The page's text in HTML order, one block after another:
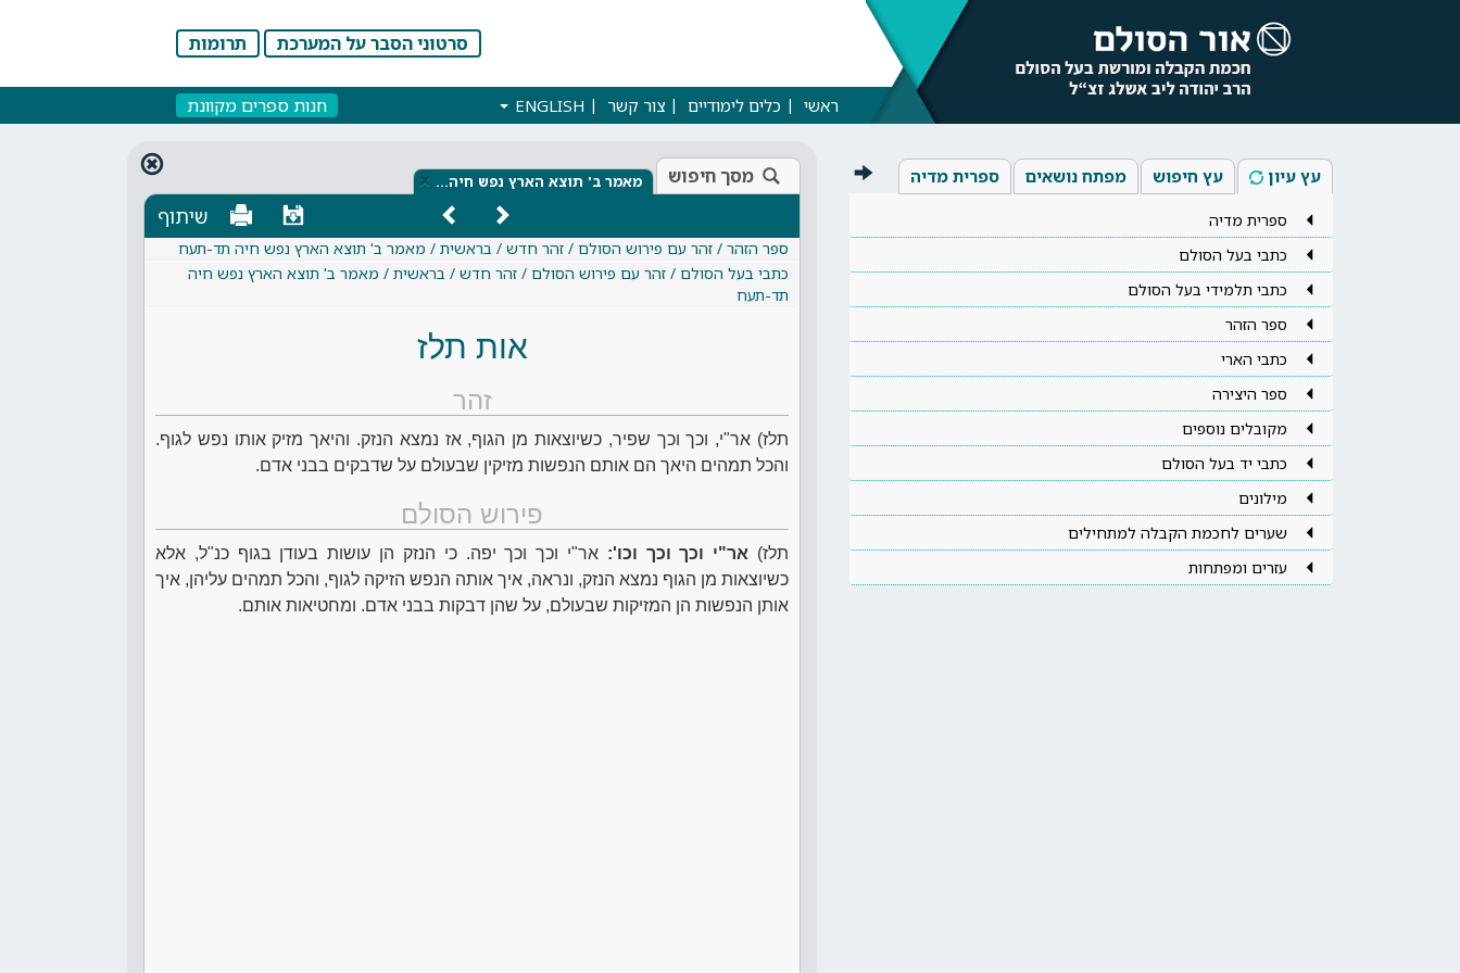
סרטוני הסבר על המערכת תרומות
ראשי כלים לימודיים צור קשר ENGLISH חנות ספרים מקוונת
עץ עיון עץ חיפוש מפתח נושאים ספרית מדיה
ספרית מדיה
כתבי בעל הסולם
כתבי תלמידי בעל הסולם
ספר הזהר
כתבי הארי
ספר היצירה
מקובלים נוספים
כתבי יד בעל הסולם
מילונים
שערים לחכמת הקבלה למתחילים
עזרים ומפתחות
מסך חיפוש מאמר ב' תוצא הארץ נפש חיה… ×
שיתוף
ספר הזהר / זהר עם פירוש הסולם / זהר חדש / בראשית / מאמר ב' תוצא הארץ נפש חיה תד-תעח
כתבי בעל הסולם / זהר עם פירוש הסולם / זהר חדש / בראשית / מאמר ב' תוצא הארץ נפש חיה
תד-תעח
אות תלז
זהר
תלז) אר"י, וכך וכך שפיר, כשיוצאות מן הגוף, אז נמצא הנזק. והיאך מזיק אותו נפש לגוף.
והכל תמהים היאך הם אותם הנפשות מזיקין שבעולם על שדבקים בבני אדם.
פירוש הסולם
תלז) אר"י וכך וכך וכו': אר"י וכך וכך יפה. כי הנזק הן עושות בעודן בגוף כנ"ל, אלא
כשיוצאות מן הגוף נמצא הנזק, ונראה, איך אותה הנפש הזיקה לגוף, והכל תמהים עליהן, איך
אותן הנפשות הן המזיקות שבעולם, על שהן דבקות בבני אדם. ומחטיאות אותם.